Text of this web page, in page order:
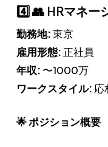
4️⃣ 👥 HRマネー
勤務地:東京
雇用形態: 正社員
年収: 〜1000万
ワークスタイル: 応
🌟 ポジション概要